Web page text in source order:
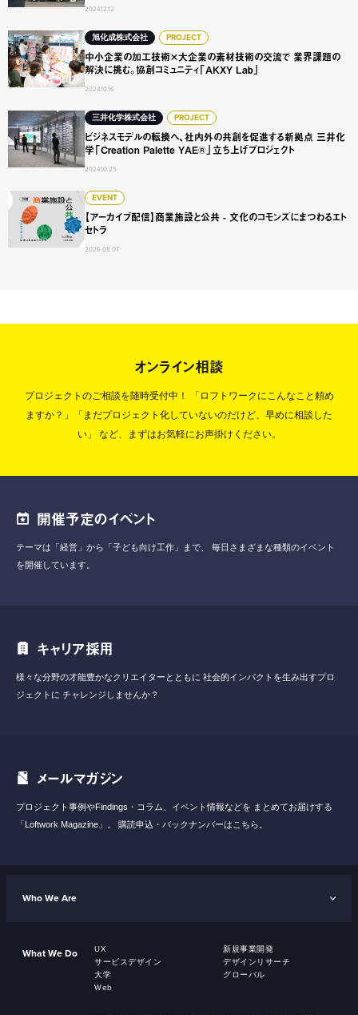
2024.12.12
旭化成株式会社 PROJECT
中小企業の加工技術×大企業の素材技術の交流で 業界課題の
解決に挑む。協創コミュニティ「AKXY Lab」
2024.10.16
中小企業の加工技術×大企業の素材技術の交流で 業界課題
三井化学株式会社 PROJECT
ビジネスモデルの転換へ、社内外の共創を促進する新拠点 三井化
学「Creation Palette YAE®」立ち上げプロジェクト
2024.10.25
ビジネスモデルの転換へ、社内外の共創を促進する新拠点
EVENT
【アーカイブ配信】商業施設と公共 - 文化のコモンズにまつわるエト
セトラ
2026.08.07
【アーカイブ配信】商業施設と公共 - 文化のコモンズにまつ
オンライン相談
プロジェクトのご相談を随時受付中！
「ロフトワークにこんなこと頼め
ますか？」「まだプロジェクト化していないのだけど、早めに相談した
い」
など、まずはお気軽にお声掛けください。
開催予定のイベント
テーマは「経営」から「子ども向け工作」まで、
毎日さまざまな種類のイベント
を開催しています。
キャリア採用
様々な分野の才能豊かなクリエイターとともに 社会的インパクトを生み出すプロ
ジェクトに チャレンジしませんか？
メールマガジン
プロジェクト事例やFindings・コラム、イベント情報などを まとめてお届けする
「Loftwork Magazine」。
購読申込・バックナンバーはこちら。
Who We Are
What We Do UX
新規事業開発
サービスデザイン
デザインリサーチ
大学
グローバル
Web